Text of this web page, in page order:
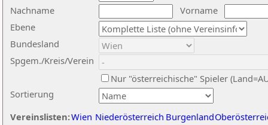
Nachname
Vorname
Ebene
Sortierung
Bundesland
Spgem./Kreis/Verein
Nur "österreichische" Spieler
Vereinslisten:Wien Niederösterreich Burgenland